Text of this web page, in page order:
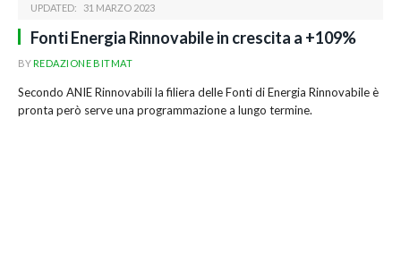
UPDATED: 31 MARZO 2023
Fonti Energia Rinnovabile in crescita a +109%
BYREDAZIONE BITMAT
Secondo ANIE Rinnovabili la filiera delle Fonti di Energia Rinnovabile è
pronta però serve una programmazione a lungo termine.